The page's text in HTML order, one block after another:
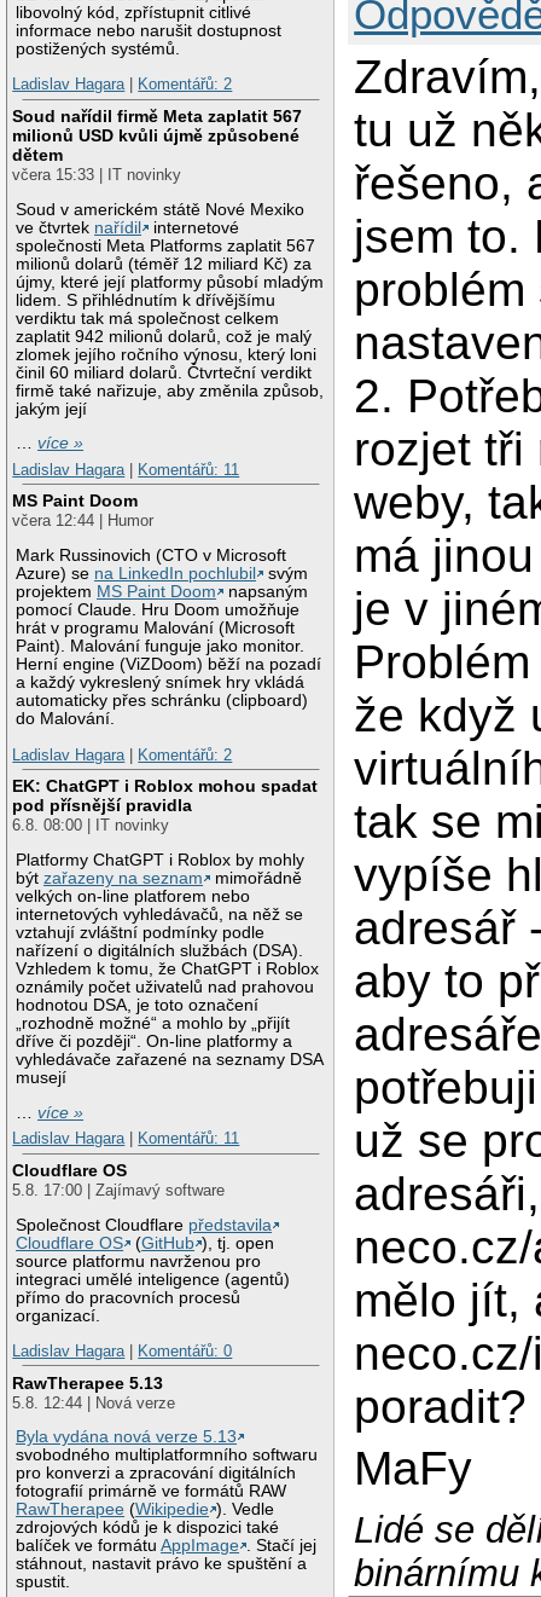
libovolný kód, zpřístupnit citlivé
informace nebo narušit dostupnost
postižených systémů.
Ladislav Hagara| Komentářů: 2
Soud nařídil firmě Meta zaplatit 567
milionů USD kvůli újmě způsobené
dětem
včera 15:33 | IT novinky
Soud v americkém státě Nové Mexiko
ve čtvrtek nařídil
internetové
společnosti Meta Platforms zaplatit 567
milionů dolarů (téměř 12 miliard Kč) za
újmy, které její platformy působí mladým
lidem. S přihlédnutím k dřívějšímu
verdiktu tak má společnost celkem
zaplatit 942 milionů dolarů, což je malý
zlomek jejího ročního výnosu, který loni
činil 60 miliard dolarů. Čtvrteční verdikt
firmě také nařizuje, aby změnila způsob,
jakým její
…více »
Ladislav Hagara
Komentářů: 11
MS Paint Doom
včera 12:44 | Humor
Mark Russinovich (CTO v Microsoft
Azure) se na LinkedIn pochlubil
svým
projektem MS Paint Doom
napsaným
pomocí Claude. Hru Doom umožňuje
hrát v programu Malování (Microsoft
Paint). Malování funguje jako monitor.
Herní engine (ViZDoom) běží na pozadí
a každý vykreslený snímek hry vkládá
automaticky přes schránku (clipboard)
do Malování.
Ladislav Hagara
Komentářů: 2
EK: ChatGPT i Roblox mohou spadat
pod přísnější pravidla
6.8. 08:00 | IT novinky
Platformy ChatGPT i Roblox by mohly
býtzařazeny na seznam
mimořádně
velkých on-line platforem nebo
internetových vyhledávačů, na něž se
vztahují zvláštní podmínky podle
nařízení o digitálních službách (DSA).
Vzhledem k tomu, že ChatGPT i Roblox
oznámily počet uživatelů nad prahovou
hodnotou DSA, je toto označení
„rozhodně možné“ a mohlo by „přijít
dříve či později“. On-line platformy a
vyhledávače zařazené na seznamy DSA
musejí
…více »
Ladislav Hagara| Komentářů: 11
Cloudflare OS
5.8. 17:00 | Zajímavý software
Společnost Cloudflare představila
Cloudflare OS
(GitHub ), tj. open
source platformu navrženou pro
integraci umělé inteligence (agentů)
přímo do pracovních procesů
organizací.
Ladislav Hagara| Komentářů: 0
RawTherapee 5.13
5.8. 12:44 | Nová verze
Byla vydána nová verze 5.13
svobodného multiplatformního softwaru
pro konverzi a zpracování digitálních
fotografií primárně ve formátů RAW
RawTherapee (Wikipedie ). Vedle
zdrojových kódů je k dispozici také
balíček ve formátuAppImage . Stačí jej
stáhnout, nastavit právo ke spuštění a
spustit.
tu už
řešeno,
jsem to.
problém
2.
rozjet tři
weby,
má
je v
že když
tak se
vypíše
adresář
aby to
už se
mělo jít,
MaFy
Lidé se
binárnímu